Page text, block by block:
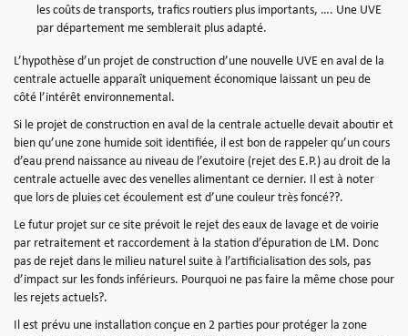
les coûts de transports, trafics routiers plus importants, …. Une UVE
par département me semblerait plus adapté.
L’hypothèse d’un projet de construction d’une nouvelle UVE en aval de la
centrale actuelle apparaît uniquement économique laissant un peu de
côté l’intérêt environnemental.
Si le projet de construction en aval de la centrale actuelle devait aboutir et
bien qu’une zone humide soit identifiée, il est bon de rappeler qu’un cours
d’eau prend naissance au niveau de l’exutoire (rejet des E.P.) au droit de la
centrale actuelle avec des venelles alimentant ce dernier. Il est à noter
que lors de pluies cet écoulement est d’une couleur très foncé??.
Le futur projet sur ce site prévoit le rejet des eaux de lavage et de voirie
par retraitement et raccordement à la station d’épuration de LM. Donc
pas de rejet dans le milieu naturel suite à l’artificialisation des sols, pas
d’impact sur les fonds inférieurs. Pourquoi ne pas faire la même chose pour
les rejets actuels?.
Il est prévu une installation conçue en 2 parties pour protéger la zone